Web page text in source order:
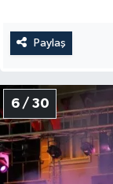
Paylaş
6 / 30